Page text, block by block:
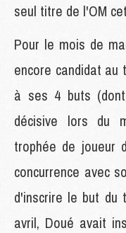
seul titre de l'OM
Pour le mois de
encore candidat au
à ses 4 buts
décisive lors du
trophée de joueur
concurrence avec
d'inscrire le but du
avril, Doué avait